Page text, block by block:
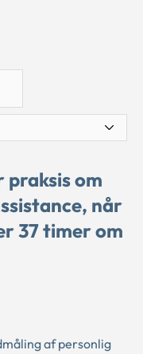
om
når
37 timer om
af personlig